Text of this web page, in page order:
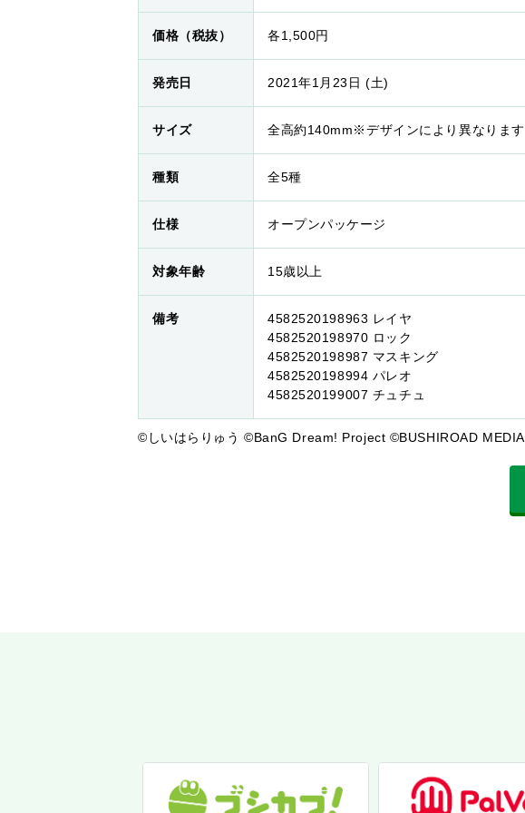
価格（税抜） 各1,500円
発売日 2021年1月23日 (土)
サイズ 全高約140mm※デザインにより異なります
種類 全5種
仕様 オープンパッケージ
対象年齢 15歳以上
備考
4582520198963 レイヤ
4582520198970 ロック
4582520198987 マスキング
4582520198994 パレオ
4582520199007 チュチュ
©しいはらりゅう ©BanG Dream! Project ©BUSHIROAD MEDIA